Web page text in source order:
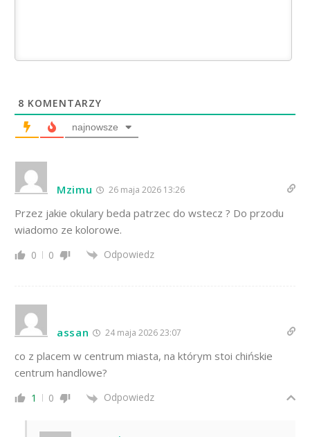
8 KOMENTARZY
najnowsze
Mzimu 26 maja 2026 13:26
Przez jakie okulary beda patrzec do wstecz ? Do przodu
wiadomo ze kolorowe.
0 0 Odpowiedz
assan 24 maja 2026 23:07
co z placem w centrum miasta, na którym stoi chińskie
centrum handlowe?
1 0 Odpowiedz